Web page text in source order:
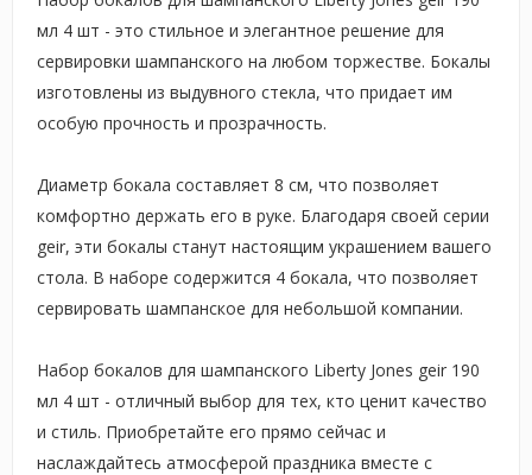
мл 4 шт - это стильное и элегантное решение для
сервировки шампанского на любом торжестве. Бокалы
изготовлены из выдувного стекла, что придает им
особую прочность и прозрачность.
Диаметр бокала составляет 8 см, что позволяет
комфортно держать его в руке. Благодаря своей серии
geir, эти бокалы станут настоящим украшением вашего
стола. В наборе содержится 4 бокала, что позволяет
сервировать шампанское для небольшой компании.
Набор бокалов для шампанского Liberty Jones geir 190
мл 4 шт - отличный выбор для тех, кто ценит качество
и стиль. Приобретайте его прямо сейчас и
наслаждайтесь атмосферой праздника вместе с